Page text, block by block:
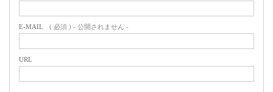
E-MAIL ( 必須 ) - 公開されません -
URL